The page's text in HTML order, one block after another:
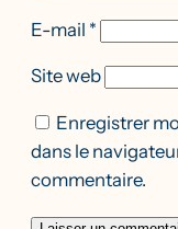
E-mail *
Site web
Enregistrer
dans le
commentaire.